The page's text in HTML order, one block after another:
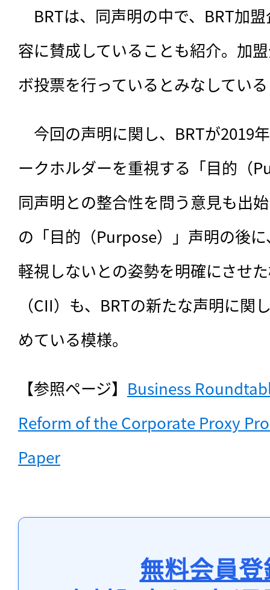
BRTは、同声明の中で、BRT加
容に賛成していることも紹介。加
ボ投票を行っているとみなしてい
今回の声明に関し、BRTが2019
ークホルダーを重視する「目的（
同声明との整合性を問う意見も出
の「目的（Purpose）」声明の後
軽視しないとの姿勢を明確にさせ
（CII）も、BRTの新たな声明に関
めている模様。
【参照ページ】 Business
Reform of the Corporate Proxy
Paper
無料会員